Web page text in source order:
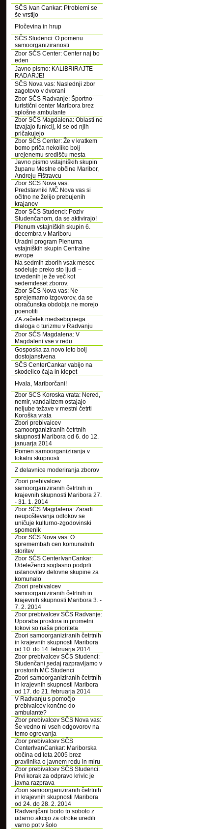
SČS Ivan Cankar: Ptroblemi se
še vrstijo
Pločevina in hrup
SČS Studenci: O pomenu
samoorganiziranosti
Zbor SČS Center: Center naj bo
eden
Javno pismo: KALIBRIRAJTE
RADARJE!
SČS Nova vas: Naslednji zbor
zagotovo v dvorani
Zbor SČS Radvanje: Športno-
turistični center Maribora brez
splošne ambulante
Zbor SČS Magdalena: Oblasti ne
izvajajo funkcij, ki se od njih
pričakujejo
Zbor SČS Center: Že v kratkem
bomo priča nekoliko bolj
urejenemu središču mesta
Javno pismo vstajniških skupin
županu Mestne občine Maribor,
Andreju Fištravcu
Zbor SČS Nova vas:
Predstavniki MČ Nova vas si
očitno ne želijo prebujenih
krajanov
Zbor SČS Studenci: Poziv
Studenčanom, da se aktivirajo!
Plenum vstajniških skupin 6.
decembra v Mariboru
Uradni program Plenuma
vstajniških skupin Centralne
evrope
Na sedmih zborih vsak mesec
sodeluje preko sto ljudi –
izvedenih je že več kot
sedemdeset zborov.
Zbor SČS Nova vas: Ne
sprejemamo izgovorov, da se
obračunska obdobja ne morejo
poenotiti
ZA začetek medsebojnega
dialoga o turizmu v Radvanju
Zbor SČS Magdalena: V
Magdaleni vse v redu
Gosposka za novo leto bolj
dostojanstvena
SČS CenterCankar vabijo na
skodelico čaja in klepet
Hvala, Mariborčani!
Zbor SCS Koroska vrata: Nered,
nemir, vandalizem ostajajo
neljube težave v mestni četrti
Koroška vrata
Zbori prebivalcev
samoorganiziranih četrtnih
skupnosti Maribora od 6. do 12.
januarja 2014
Pomen samoorganiziranja v
lokalni skupnosti
Z delavnice moderiranja zborov
Zbori prebivalcev
samoorganiziranih četrtnih in
krajevnih skupnosti Maribora 27.
- 31. 1. 2014
Zbor SČS Magdalena: Zaradi
neupoštevanja odlokov se
uničuje kulturno-zgodovinski
spomenik
Zbor SČS Nova vas: O
spremembah cen komunalnih
storitev
Zbor SČS CenterIvanCankar:
Udeleženci soglasno podprli
ustanovitev delovne skupine za
komunalo
Zbori prebivalcev
samoorganiziranih četrtnih in
krajevnih skupnosti Maribora 3. -
7. 2. 2014
Zbor prebivalcev SČS Radvanje:
Uporaba prostora in prometni
tokovi so naša prioriteta
Zbori samoorganiziranih četrtnih
in krajevnih skupnosti Maribora
od 10. do 14. februarja 2014
Zbor prebivalcev SČS Studenci:
Studenčani sedaj razpravljamo v
prostorih MČ Studenci
Zbori samoorganiziranih četrtnih
in krajevnih skupnosti Maribora
od 17. do 21. februarja 2014
V Radvanju s pomočjo
prebivalcev končno do
ambulante?
Zbor prebivalcev SČS Nova vas:
Še vedno ni vseh odgovorov na
temo ogrevanja
Zbor prebivalcev SČS
CenterIvanCankar: Mariborska
občina od leta 2005 brez
pravilnika o javnem redu in miru
Zbor prebivalcev SČS Studenci:
Prvi korak za odpravo krivic je
javna razprava
Zbori samoorganiziranih četrtnih
in krajevnih skupnosti Maribora
od 24. do 28. 2. 2014
Radvanjčani bodo to soboto z
udarno akcijo za otroke uredili
varno pot v šolo